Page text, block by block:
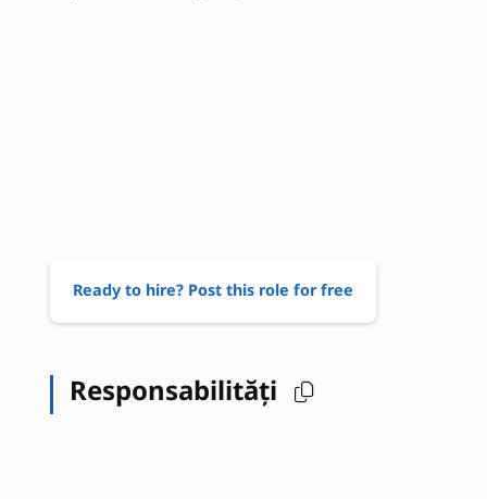
Ready to hire? Post this role for free
Responsabilități